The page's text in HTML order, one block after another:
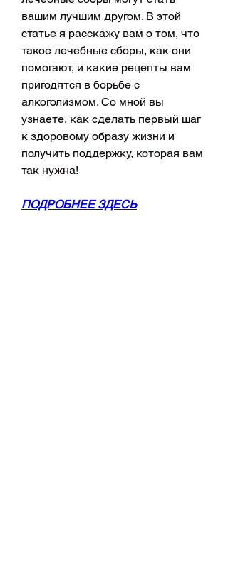
вашим лучшим другом. В этой
статье я расскажу вам о том, что
такое лечебные сборы, как они
помогают, и какие рецепты вам
пригодятся в борьбе с
алкоголизмом. Со мной вы
узнаете, как сделать первый шаг
к здоровому образу жизни и
получить поддержку, которая вам
так нужна!
ПОДРОБНЕЕ ЗДЕСЬ